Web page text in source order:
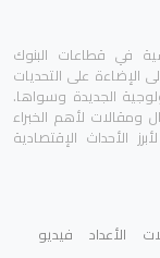
في قطاعات البنوك
الإضاءة على التحديات
الجديدة وسواها.
ومقالات لأهم الخبراء
الأحداث الإقتصادية
الأعداد فيديو